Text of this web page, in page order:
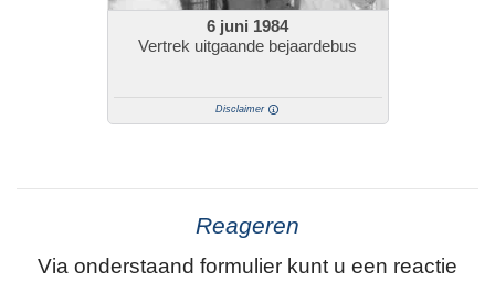
6 juni 1984
Vertrek uitgaande bejaardebus
Disclaimer
Reageren
Via onderstaand formulier kunt u een reactie